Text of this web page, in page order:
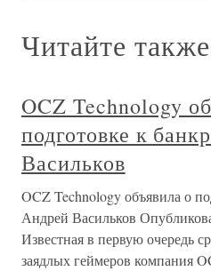
Читайте также
OCZ Technology
подготовке к
Васильков
OCZ Technology объявила о
Андрей Васильков
Известная в первую очередь
заядлых геймеров компания